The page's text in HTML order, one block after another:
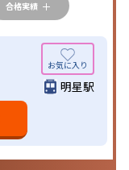
合格実績
明星駅